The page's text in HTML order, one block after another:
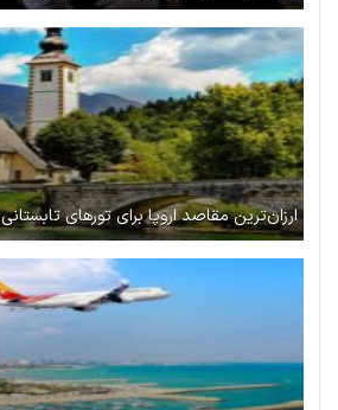
ارزان‌ترین مقاصد اروپا برای تورهای تابستانی